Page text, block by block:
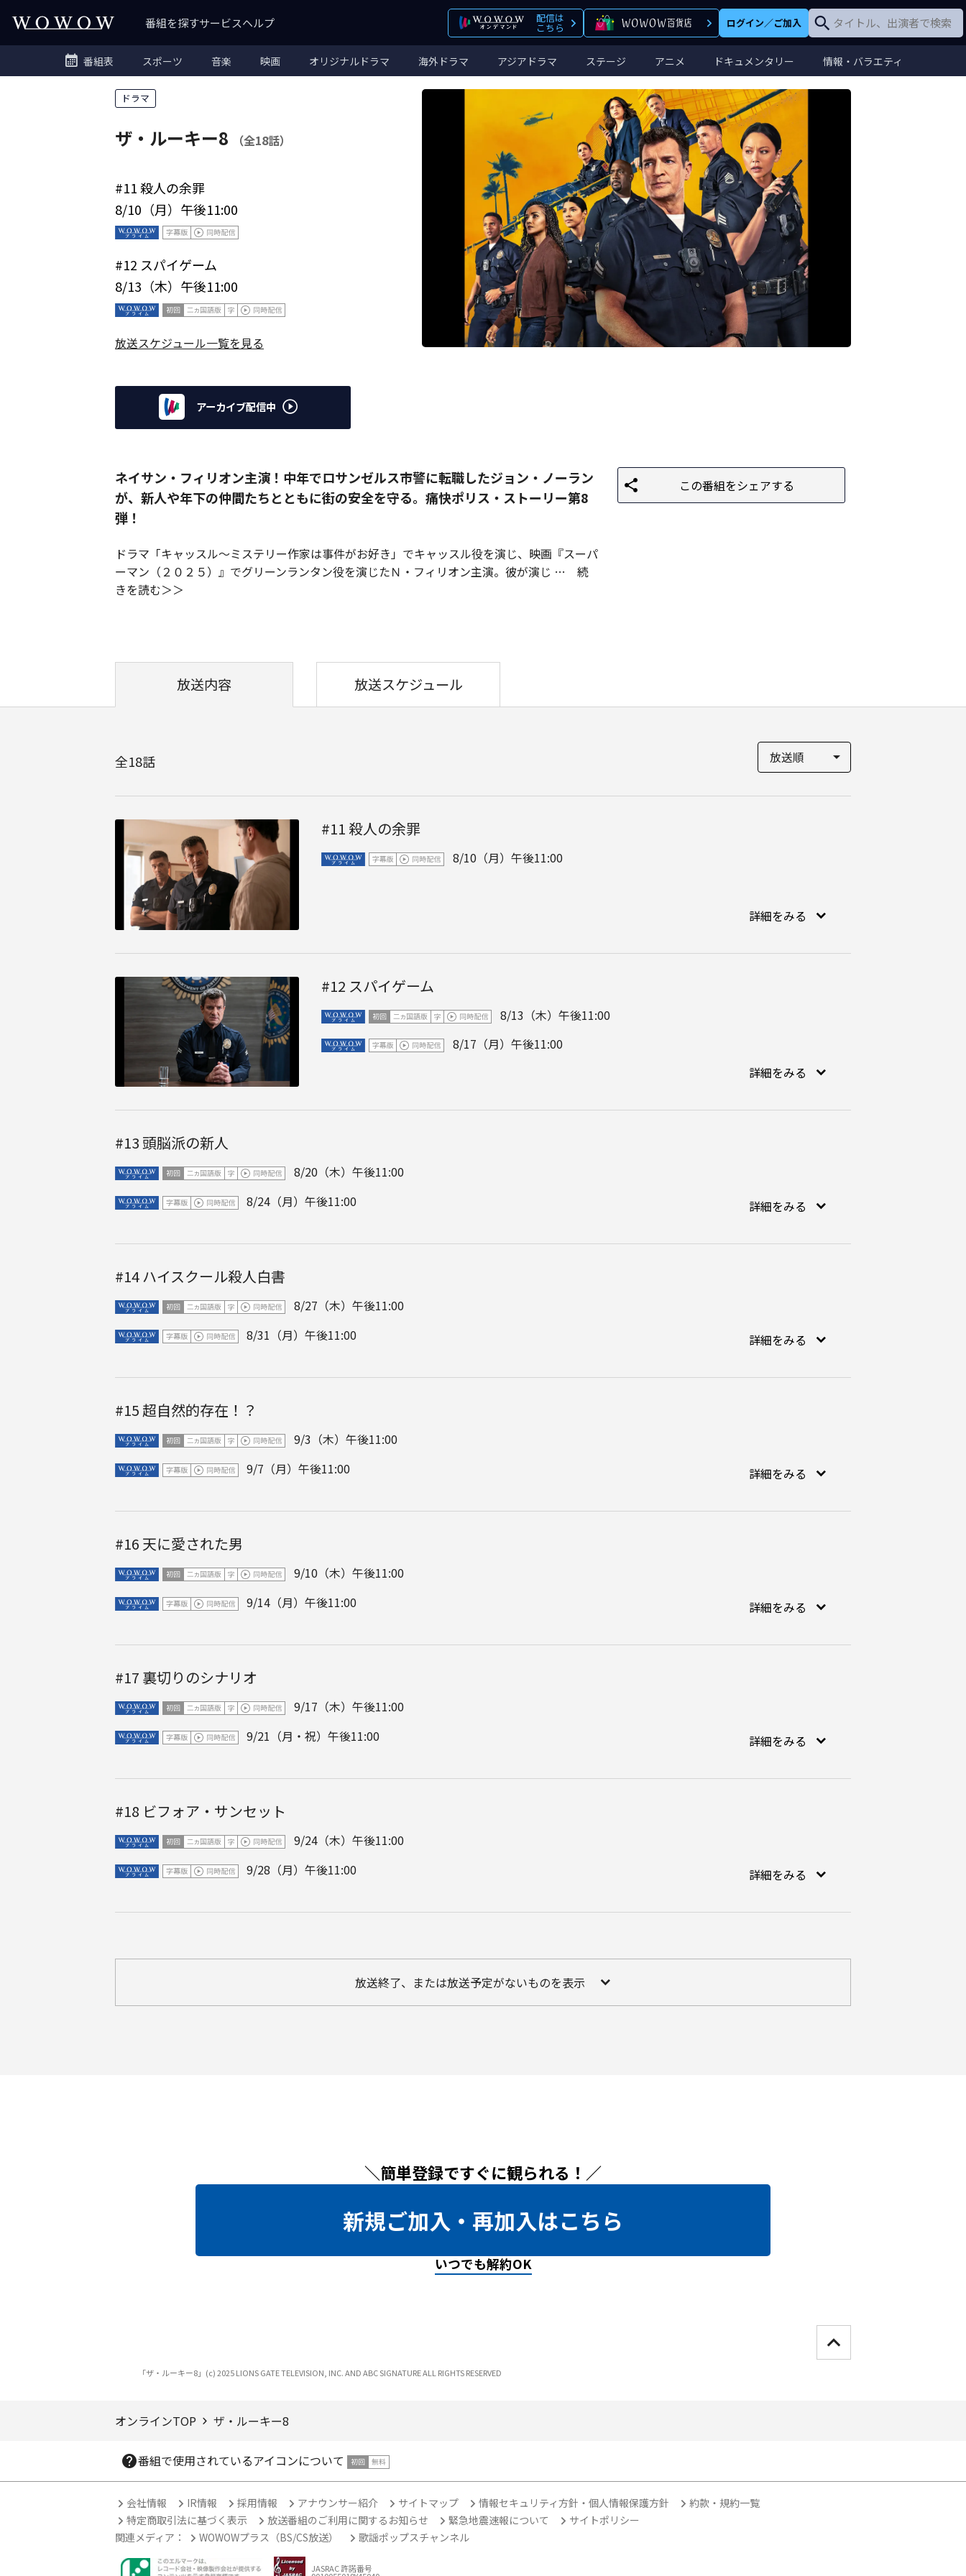
番組を探すサービスヘルプ 配信は
こちら ログイン／ご加入
番組表 スポーツ 音楽 映画 オリジナルドラマ 海外ドラマ アジアドラマ ステージ アニメ ドキュメンタリー 情報・バラエティ
ドラマ
ザ・ルーキー8 （全18話）
#11殺人の余罪
8/10（月）午後11:00
#12 スパイゲーム
8/13（木）午後11:00
放送スケジュール一覧を見る
アーカイブ配信中
ネイサン・フィリオン主演！中年でロサンゼルス市警に転職したジョン・ノーラン
が、新人や年下の仲間たちとともに街の安全を守る。痛快ポリス・ストーリー第8
弾！
ドラマ「キャッスル～ミステリー作家は事件がお好き」でキャッスル役を演じ、映画『スーパ
ーマン（２０２５）』でグリーンランタン役を演じたＮ・フィリオン主演。彼が演じ
続
きを読む
この番組をシェアする
放送内容 放送スケジュール
全18話
#11 殺人の余罪
8/10（月）午後11:00
詳細をみる
#12 スパイゲーム
8/13（木）午後11:00
8/17（月）午後11:00
詳細をみる
#13頭脳派の新人
8/20（木）午後11:00
8/24（月）午後11:00
詳細をみる
#14ハイスクール殺人白書
8/27（木）午後11:00
8/31（月）午後11:00
詳細をみる
#15 超自然的存在！？
9/3（木）午後11:00
9/7（月）午後11:00
詳細をみる
#16 天に愛された男
9/10（木）午後11:00
9/14（月）午後11:00
詳細をみる
#17 裏切りのシナリオ
9/17（木）午後11:00
9/21（月・祝）午後11:00
詳細をみる
#18 ビフォア・サンセット
9/24（木）午後11:00
9/28（月）午後11:00
詳細をみる
放送終了、または放送予定がないものを表示
＼簡単登録ですぐに観られる！／
新規ご加入・再加入はこちら
いつでも解約OK
ページTOPへ
「ザ・ルーキー8」(c) 2025 LIONS GATE TELEVISION, INC. AND ABC SIGNATURE ALL RIGHTS RESERVED
オンラインTOP ザ・ルーキー8
番組で使用されているアイコンについて
会社情報 IR情報 採用情報 アナウンサー紹介 サイトマップ 情報セキュリティ方針・個人情報保護方針
約款・規約一覧
特定商取引法に基づく表示
放送番組のご利用に関するお知らせ 緊急地震速報について
サイトポリシー
関連メディア：
WOWOWプラス（BS/CS放送） 歌謡ポップスチャンネル
JASRAC 許諾番号